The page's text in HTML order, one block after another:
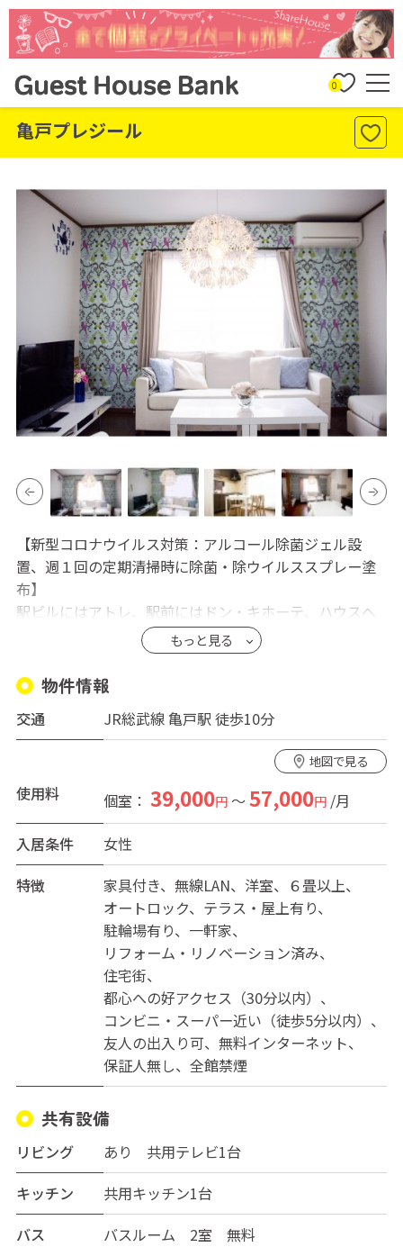
0
亀戸プレジール
【新型コロナウイルス対策：アルコール除菌ジェル設
置、週１回の定期清掃時に除菌・除ウイルススプレー塗
布】
駅ビルにはアトレ、駅前にはドン・キホーテ、ハウスへ
続く大通りにはずっと商店街が広がっています。ハウス
から１分の場所にスーパーがあり、女性の1人暮らしには
とにかく便利！JR総武線「亀戸」駅からは、山手線「秋
葉原」まで4駅、新宿へも直通です。バスの路線も多く、
浅草や築地などへもアクセス良好です。ハウスはまるで実
家に帰ってきたようなアットホームな雰囲気ですが、玄
関や各居室の鍵は、暗証番号式のタッチパネル方式を採
用しており、セキュリティも万全。鍵を持ち歩く必要も
なくてとても便利です。まずは一度、実際の建物をご覧
ください。あなたらしい快適ライフを是非「亀戸プレジ
ール」と一緒に作っていきましょう！
もっと見る
物件情報
交通 JR総武線 亀戸駅 徒歩10分
地図で見る
使用料 個室： 39,000円～57,000円/月
入居条件
女性
特徴
家具付き 無線LAN 洋室
６畳以上
オートロック
テラス・屋上有り
駐輪場有り
一軒家
リフォーム・リノベーション済み
住宅街
都心への好アクセス（30分以内）
コンビニ・スーパー近い（徒歩5分以内）
友人の出入り可
無料インターネット
保証人無し
全館禁煙
共有設備
リビング
あり 共用テレビ1台
キッチン
共用キッチン1台
バス
バスルーム 2室 無料